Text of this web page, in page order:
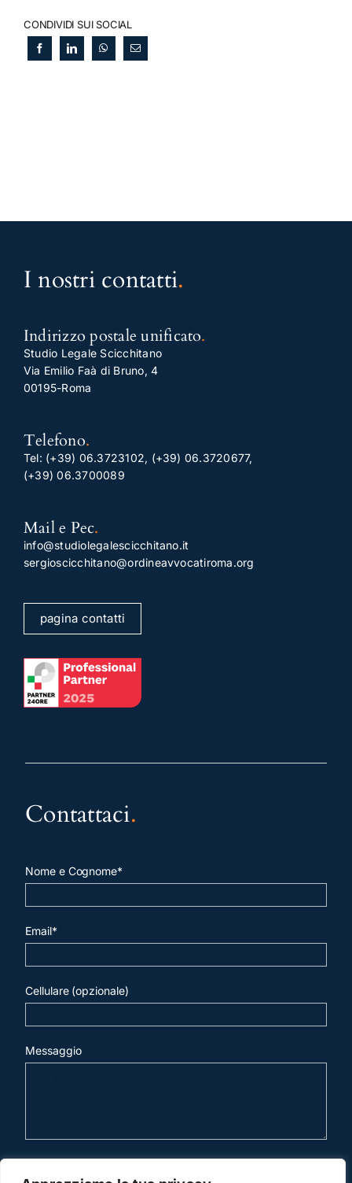
CONDIVIDI SUI SOCIAL
I nostri contatti.
Indirizzo postale unificato.
Studio Legale Scicchitano
Via Emilio Faà di Bruno, 4
00195-Roma
Telefono.
Tel: (+39) 06.3723102, (+39) 06.3720677,
(+39) 06.3700089
Mail e Pec.
info@studiolegalescicchitano.it
sergioscicchitano@ordineavvocatiroma.org
pagina contatti
Contattaci.
Nome e Cognome*
Email*
Cellulare (opzionale)
Messaggio
invia mail